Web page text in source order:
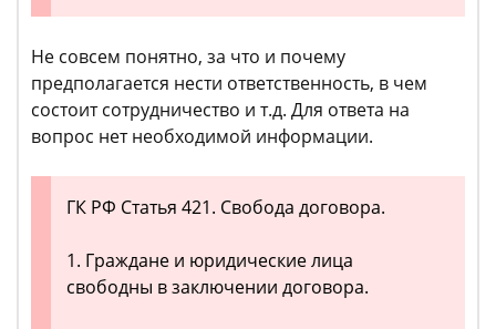
Не совсем понятно, за что и почему
предполагается нести ответственность, в чем
состоит сотрудничество и т.д. Для ответа на
вопрос нет необходимой информации.
ГК РФ Статья 421. Свобода договора.
1. Граждане и юридические лица
свободны в заключении договора.